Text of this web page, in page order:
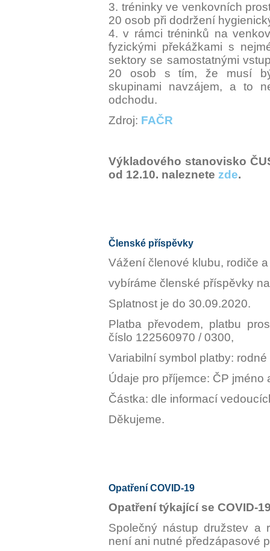
3. tréninky ve venkovních
20 osob při dodržení
4. v rámci tréninků na
fyzickými překážkami s
sektory se samostatnými
20 osob s tím, že musí
skupinami navzájem, a to
odchodu.
Zdroj: FAČR
Výkladového stanovisko
od 12.10. naleznete zde.
Členské příspěvky
Vážení členové klubu, rodiče
vybíráme členské příspěvky
Splatnost je do 30.09.2020.
Platba převodem, platbu
číslo 122560970 / 0300,
Variabilní symbol platby:
Údaje pro příjemce: ČP jméno
Částka: dle informací
Děkujeme.
Opatření COVID-19
Opatření týkající se COVID-
Společný nástup družstev a
není ani nutné předzápasové